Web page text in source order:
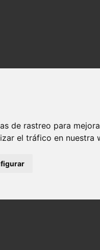
de rastreo para
el tráfico en